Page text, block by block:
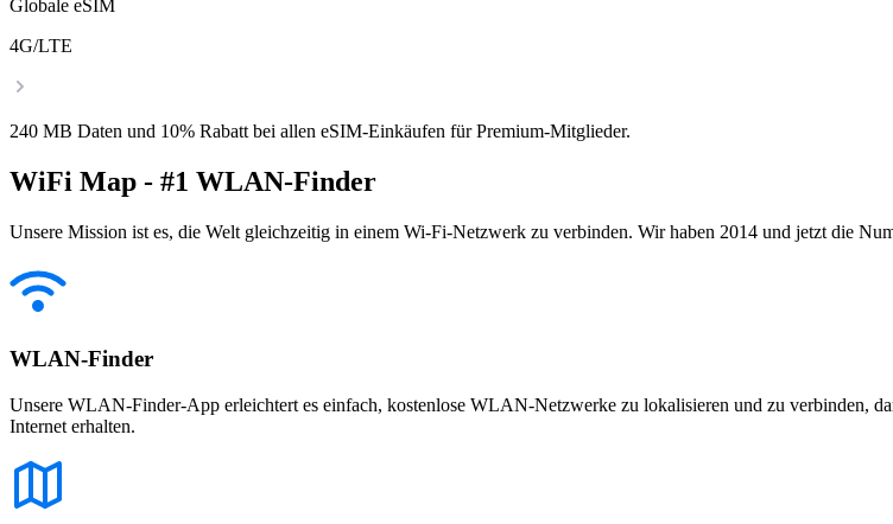
Globale eSIM
4G/LTE
240 MB Daten und 10% Rabatt bei allen eSIM-Einkäufen für Premium-Mitglieder.
WiFi Map - #1 WLAN-Finder
Unsere Mission ist es, die Welt gleichzeitig in einem Wi-Fi-Netzwerk zu verbinden. Wir haben 2014 und jetzt die
WLAN-Finder
Unsere WLAN-Finder-App erleichtert es einfach, kostenlose WLAN-Netzwerke zu lokalisieren und zu verbinden,
Internet erhalten.